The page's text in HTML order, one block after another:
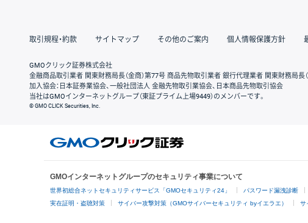
取引規程・約款 サイトマップ その他のご案内 個人情報保護方針
GMOクリック証券株式会社
金融商品取引業者 関東財務局長（金商）第77号 商品先物取引業者 銀行代理業者 関東財務局長
加入協会：日本証券業協会、一般社団法人 金融先物取引業協会、日本商品先物取引協会
当社はGMOインターネットグループ（東証プライム上場9449）のメンバーです。
© GMO CLICK Securities, Inc.
GMOインターネットグループのセキュリティ事業について
世界初総合ネットセキュリティサービス「GMOセキュリティ24」 パスワード漏洩診断
実在証明・盗聴対策 サイバー攻撃対策（GMOサイバーセキュリティ byイエラエ） サ